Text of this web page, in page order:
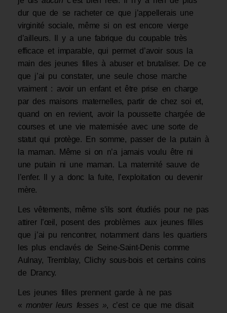
dur que de se racheter ce que j’appellerais une
virginité sociale, même si on est encore vierge
d’ailleurs. Il y a une fabrique du coupable très
efficace et impa­rable, qui permet d’avoir sous la
main des jeunes filles à abuser et brutaliser. De ce
que j’ai pu constater, une seule chose marche
vraiment : avoir un enfant et être prise en charge
par des maisons maternelles, partir de chez soi et,
quand on en revient, avoir la poussette chargée de
courses et une vie maternisée avec une sorte de
statut qui protège. En somme, passer de la putain à
la maman. Même si on n’a jamais voulu être ni
une putain ni une maman. La maternité sauve de
l’enfer. Il y a donc la fuite, l’exploitation ou devenir
mère.
Les vêtements, même s’ils sont étudiés pour ne pas
attirer l’œil, posent des problèmes aux jeunes filles
que j’ai pu rencontrer, notamment dans les quartiers
les plus enclavés de Seine-Saint-Denis comme
Aulnay, Tremblay, Clichy sous-bois et certains coins
de Drancy.
Les jeunes filles prennent garde à ne pas
« montrer leurs fesses », c’est ce que me disait